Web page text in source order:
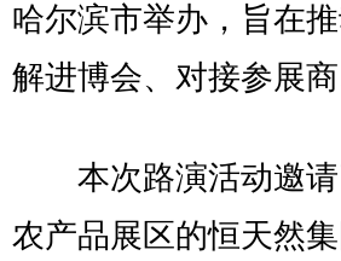
哈尔滨市举办，旨在
解进博会、对接参展
本次路演活动邀请
农产品展区的恒天然